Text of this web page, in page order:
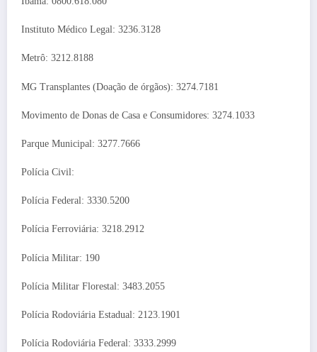
Instituto Médico Legal: 3236.3128
Metrô: 3212.8188
MG Transplantes (Doação de órgãos): 3274.7181
Movimento de Donas de Casa e Consumidores: 3274.1033
Parque Municipal: 3277.7666
Polícia Civil:
Polícia Federal: 3330.5200
Polícia Ferroviária: 3218.2912
Polícia Militar: 190
Polícia Militar Florestal: 3483.2055
Polícia Rodoviária Estadual: 2123.1901
Polícia Rodoviária Federal: 3333.2999